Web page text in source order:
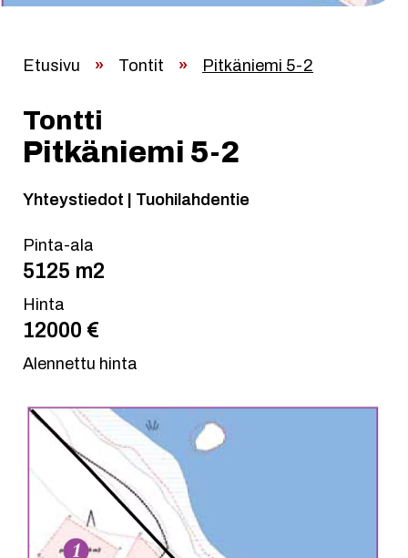
Etusivu » Tontit » Pitkäniemi 5-2
Tontti
Pitkäniemi 5-2
Yhteystiedot | Tuohilahdentie
Pinta-ala
5125 m2
Hinta
12000 €
Alennettu hinta